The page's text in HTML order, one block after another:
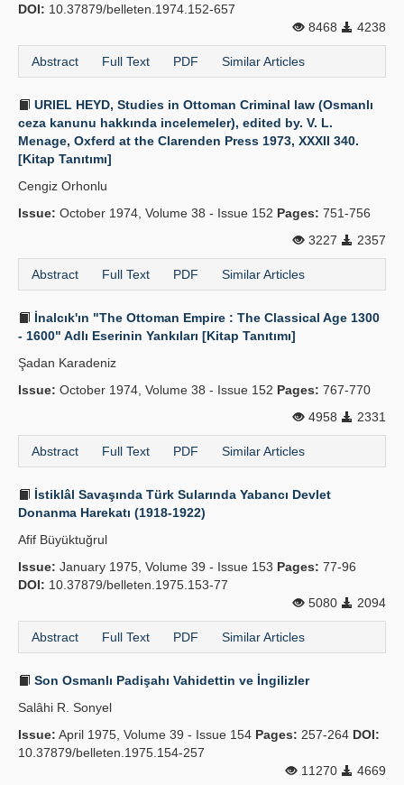
DOI: 10.37879/belleten.1974.152-657
8468
4238
Abstract Full Text PDF Similar Articles
URIEL HEYD, Studies in Ottoman Criminal law (Osmanlı
ceza kanunu hakkında incelemeler), edited by. V. L.
Menage, Oxferd at the Clarenden Press 1973, XXXII 340.
[Kitap Tanıtımı]
Cengiz Orhonlu
Issue: October 1974, Volume 38 - Issue 152 Pages: 751-756
3227
2357
Abstract Full Text PDF Similar Articles
İnalcık'ın "The Ottoman Empire : The Classical Age 1300
- 1600" Adlı Eserinin Yankıları [Kitap Tanıtımı]
Şadan Karadeniz
Issue: October 1974, Volume 38 - Issue 152 Pages: 767-770
4958
2331
Abstract Full Text PDF Similar Articles
İstiklâl Savaşında Türk Sularında Yabancı Devlet
Donanma Harekatı (1918-1922)
Afif Büyüktuğrul
Issue: January 1975, Volume 39 - Issue 153 Pages: 77-96
DOI: 10.37879/belleten.1975.153-77
5080
2094
Abstract Full Text PDF Similar Articles
Son Osmanlı Padişahı Vahidettin ve İngilizler
Salâhi R. Sonyel
Issue: April 1975, Volume 39 - Issue 154 Pages: 257-264 DOI:
10.37879/belleten.1975.154-257
11270
4669